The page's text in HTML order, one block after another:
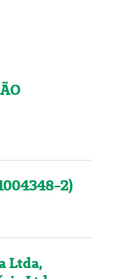
2)
Ltda,